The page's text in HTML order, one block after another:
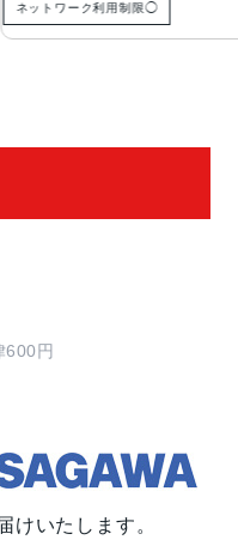
ットワーク利用制限◯
円
けいたします。